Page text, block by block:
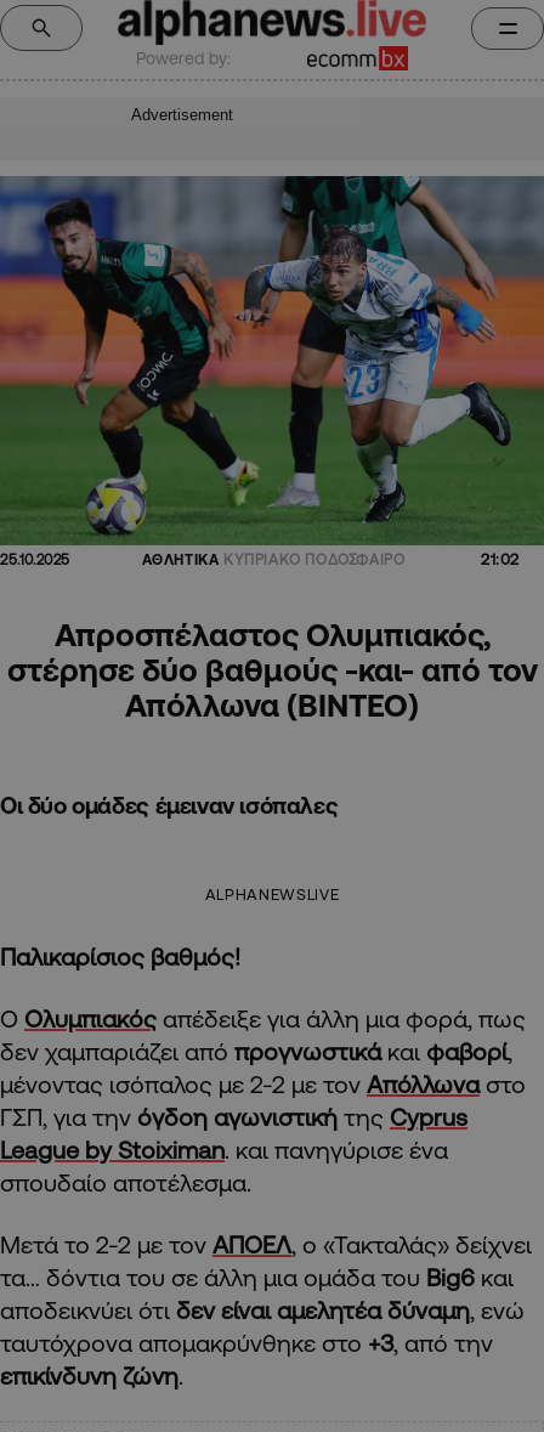
Powered by:
Advertisement
25.10.2025 ΑΘΛΗΤΙΚΑ ΚΥΠΡΙΑΚΟ ΠΟΔΟΣΦΑΙΡΟ 21:02
Απροσπέλαστος Ολυμπιακός,
στέρησε δύο βαθμούς -και- από τον
Απόλλωνα (ΒΙΝΤΕΟ)
Οι δύο ομάδες έμειναν ισόπαλες
ALPHANEWSLIVE
Παλικαρίσιος βαθμός!
Ο Ολυμπιακός απέδειξε για άλλη μια φορά, πως
δεν χαμπαριάζει από προγνωστικά και φαβορί,
μένοντας ισόπαλος με 2-2 με τον Απόλλωναστο
ΓΣΠ, για την όγδοη αγωνιστική της Cyprus
League by Stoiximan. και πανηγύρισε ένα
σπουδαίο αποτέλεσμα.
Μετά το 2-2 με τον ΑΠΟΕΛ, ο «Τακταλάς» δείχνει
τα… δόντια του σε άλλη μια ομάδα του Big6 και
αποδεικνύει ότι δεν είναι αμελητέα δύναμη, ενώ
ταυτόχρονα απομακρύνθηκε στο +3, από την
επικίνδυνη ζώνη.